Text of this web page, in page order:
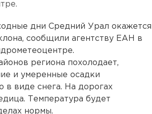
дни Средний Урал окажется
сообщили агентству ЕАН в
региона похолодает,
и умеренные осадки
в виде снега. На дорогах
Температура будет
нормы.